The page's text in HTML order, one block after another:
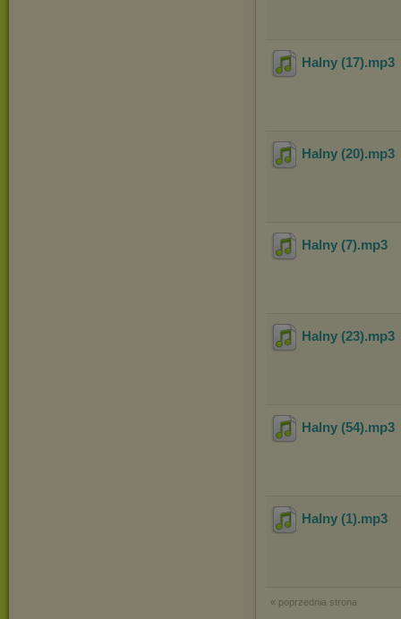
Halny (17).mp3
Halny (20).mp3
Halny (7).mp3
Halny (23).mp3
Halny (54).mp3
Halny (1).mp3
« poprzednia strona